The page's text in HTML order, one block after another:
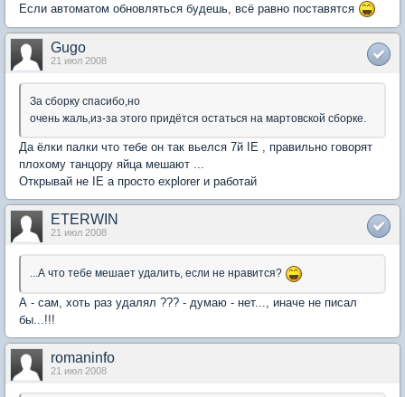
Если автоматом обновляться будешь, всё равно поставятся
Gugo
21 июл 2008
За сборку спасибо,но
очень жаль,из-за этого придётся остаться на мартовской сборке.
Да ёлки палки что тебе он так вьелся 7й IE , правильно говорят
плохому танцору яйца мешают ...
Открывай не IE а просто explorer и работай
ETERWIN
21 июл 2008
...А что тебе мешает удалить, если не нравится?
А - сам, хоть раз удалял ??? - думаю - нет..., иначе не писал
бы...!!!
romaninfo
21 июл 2008